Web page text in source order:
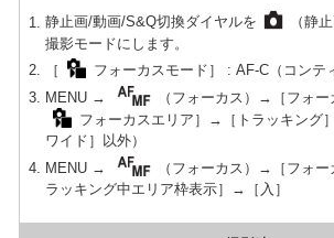
静止画/動画/S&Q切換ダイヤルを
（静
撮影モードにします。
［
フォーカスモード］ : AF-C（コンテ
MENU →
（フォーカス）→［フォ
フォーカスエリア］→［トラッキング
ワイド］以外）
MENU →
（フォーカス）→［フォ
ラッキング中エリア枠表示］→［入］